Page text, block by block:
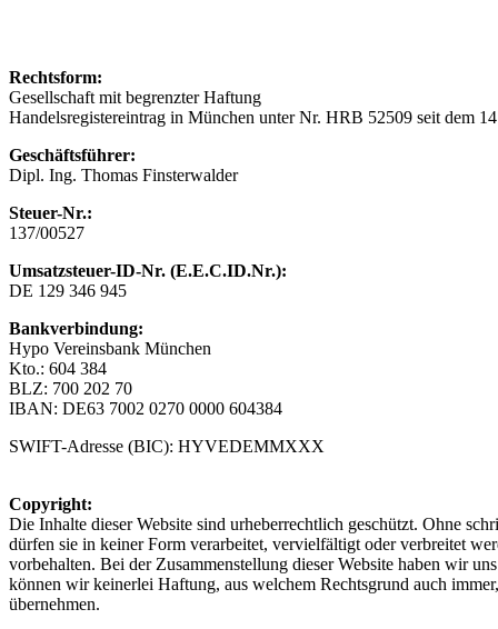
Rechtsform:
Gesellschaft mit begrenzter Haftung
Handelsregistereintrag in München unter Nr. HRB 52509 seit dem
Geschäftsführer:
Dipl. Ing. Thomas Finsterwalder
Steuer-Nr.:
137/00527
Umsatzsteuer-ID-Nr. (E.E.C.ID.Nr.):
DE 129 346 945
Bankverbindung:
Hypo Vereinsbank München
Kto.: 604 384
BLZ: 700 202 70
IBAN: DE63 7002 0270 0000 604384
SWIFT-Adresse (BIC): HYVEDEMMXXX
Copyright:
Die Inhalte dieser Website sind urheberrechtlich geschützt. Ohne
dürfen sie in keiner Form verarbeitet, vervielfältigt oder verbreitet
vorbehalten. Bei der Zusammenstellung dieser Website haben wir
können wir keinerlei Haftung, aus welchem Rechtsgrund auch
übernehmen.